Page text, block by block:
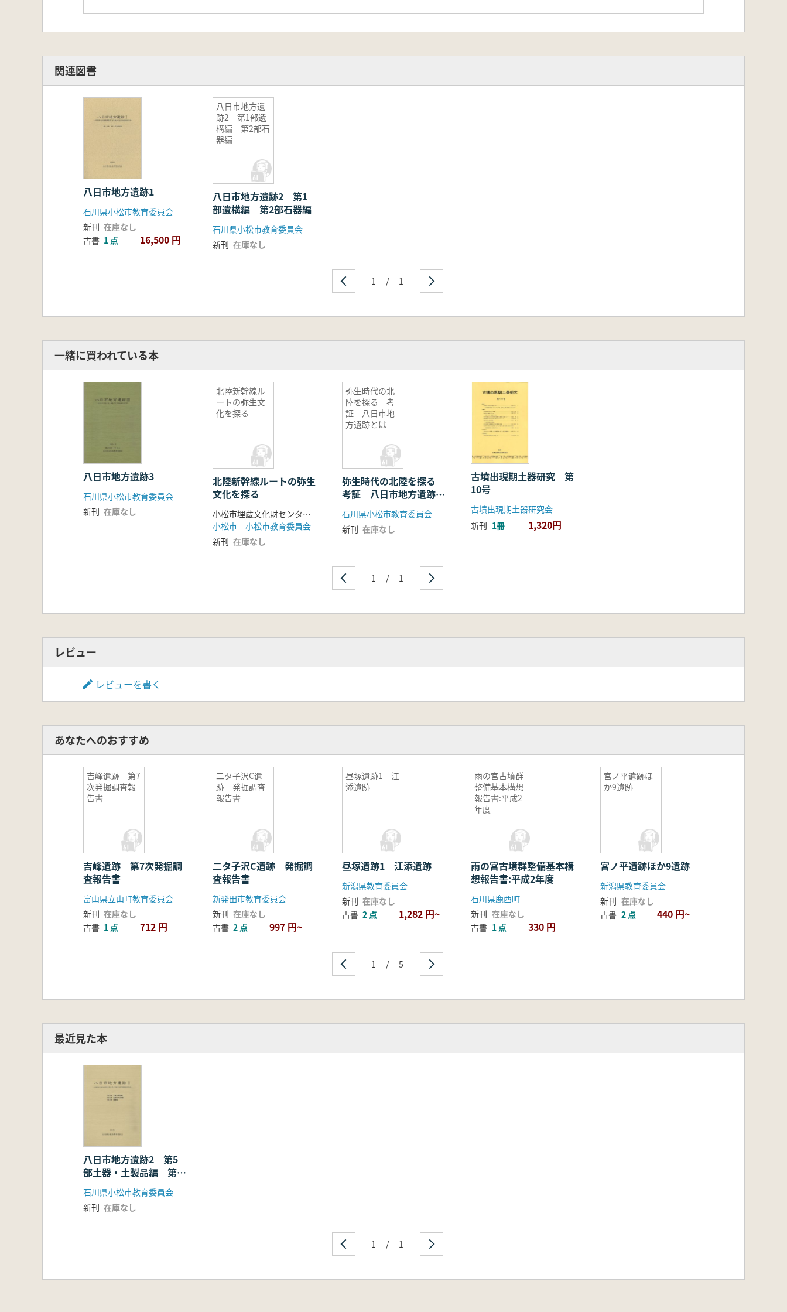
関連図書
八日市地方遺跡1
石川県小松市教育委員会
新刊 在庫なし
古書 1 点 16,500 円
八日市地方遺
跡2 第1部遺
構編 第2部石
器編
八日市地方遺跡2 第1
部遺構編 第2部石器編
石川県小松市教育委員会
新刊 在庫なし
1 / 1
一緒に買われている本
八日市地方遺跡3
石川県小松市教育委員会
新刊 在庫なし
北陸新幹線ル
ートの弥生文
化を探る
北陸新幹線ルートの弥生
文化を探る
小松市埋蔵文化財センター 編
小松市 小松市教育委員会
新刊 在庫なし
弥生時代の北
陸を探る 考
証 八日市地
方遺跡とは
弥生時代の北陸を探る
考証 八日市地方遺跡と
石川県小松市教育委員会
新刊 在庫なし
古墳出現期土器研究 第
10号
古墳出現期土器研究会
新刊 1冊 1,320円
1 / 1
レビュー
レビューを書く
あなたへのおすすめ
吉峰遺跡 第7
次発掘調査報
告書
吉峰遺跡 第7次発掘調
査報告書
富山県立山町教育委員会
新刊 在庫なし
古書 1 点 712 円
二タ子沢C遺
跡 発掘調査
報告書
二タ子沢C遺跡 発掘調
査報告書
新発田市教育委員会
新刊 在庫なし
古書 2 点 997 円~
昼塚遺跡1 江
添遺跡
昼塚遺跡1 江添遺跡
新潟県教育委員会
新刊 在庫なし
古書 2 点 1,282 円~
雨の宮古墳群
整備基本構想
報告書:平成2
年度
雨の宮古墳群整備基本構
想報告書:平成2年度
石川県鹿西町
新刊 在庫なし
古書 1 点 330 円
宮ノ平遺跡ほ
か9遺跡
宮ノ平遺跡ほか9遺跡
新潟県教育委員会
新刊 在庫なし
古書 2 点 440 円~
1 / 5
最近見た本
八日市地方遺跡2 第5
部土器・土製品編 第6
部自然科学分析編 第7
部補遺編
石川県小松市教育委員会
新刊 在庫なし
1 / 1